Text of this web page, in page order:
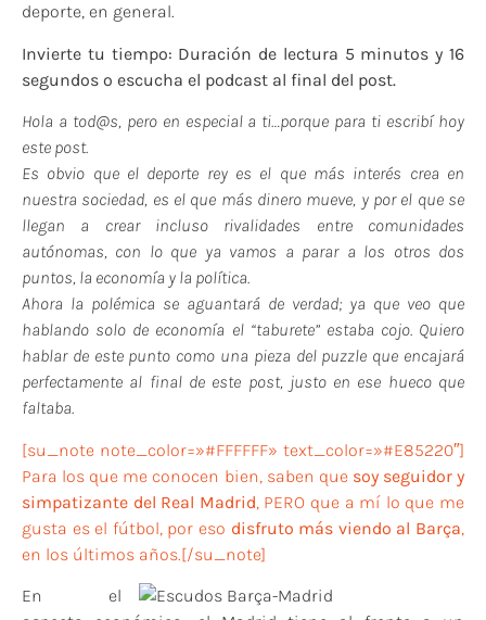
deporte, en general.
Invierte tu tiempo: Duración de lectura 5 minutos y 16
segundos o escucha el podcast al final del post.
Hola a tod@s, pero en especial a ti…porque para ti escribí hoy
este post.
Es obvio que el deporte rey es el que más interés crea en
nuestra sociedad, es el que más dinero mueve, y por el que se
llegan a crear incluso rivalidades entre comunidades
autónomas, con lo que ya vamos a parar a los otros dos
puntos, la economía y la política.
Ahora la polémica se aguantará de verdad; ya que veo que
hablando solo de economía el “taburete” estaba cojo. Quiero
hablar de este punto como una pieza del puzzle que encajará
perfectamente al final de este post, justo en ese hueco que
faltaba.
[su_note note_color=»#FFFFFF» text_color=»#E85220″]
Para los que me conocen bien, saben que soy seguidor y
simpatizante del Real Madrid, PERO que a mí lo que me
gusta es el fútbol, por eso disfruto más viendo al Barça,
en los últimos años.[/su_note]
En el